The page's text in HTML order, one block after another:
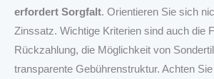
erfordert Sorgfalt. Orientieren Sie sich
Zinssatz. Wichtige Kriterien sind auch die
Rückzahlung, die Möglichkeit von
transparente Gebührenstruktur. Achten